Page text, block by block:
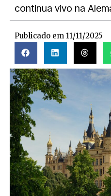
continua vivo na
Publicado em 11/11/2025